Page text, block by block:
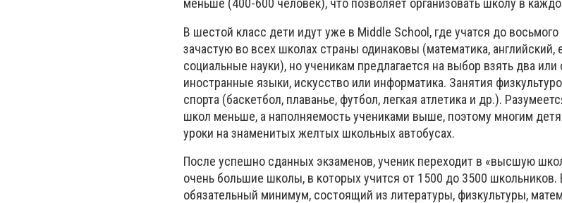
меньше (400-600 человек), что позволяет организовать школу в
В шестой класс дети идут уже в Middle School, где учатся до
зачастую во всех школах страны одинаковы (математика, английский,
социальные науки), но ученикам предлагается на выбор взять два
иностранные языки, искусство или информатика. Занятия
спорта (баскетбол, плаванье, футбол, легкая атлетика и др.).
школ меньше, а наполняемость учениками выше, поэтому многим
уроки на знаменитых желтых школьных автобусах.
После успешно сданных экзаменов, ученик переходит в «высшую
очень большие школы, в которых учится от 1500 до 3500 школьников.
обязательный минимум, состоящий из литературы, физкультуры,